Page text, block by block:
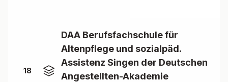
18
DAA Berufsfachschule für
Altenpflege und sozialpäd.
Assistenz Singen der Deutschen
Angestellten-Akademie